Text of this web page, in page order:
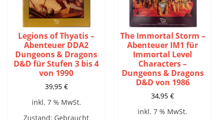
Legions of Thyatis –
Abenteuer DDA2
Dungeons & Dragons
D&D für Stufen 3 bis 4
von 1990
39,95 €
inkl. 7 % MwSt.
Zustand: Gebraucht
The Immortal Storm –
Abenteuer IM1 für
Immortal Level
Characters –
Dungeons & Dragons
D&D von 1986
34,95€
inkl. 7 % MwSt.